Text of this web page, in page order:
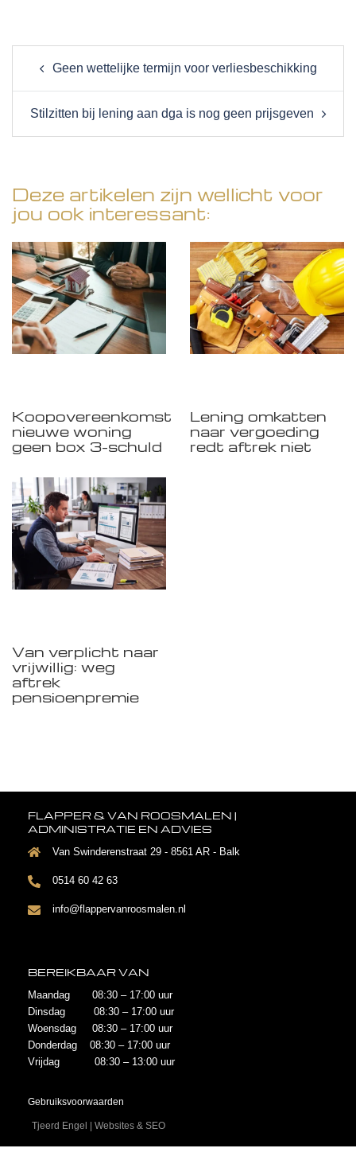
Post
navigation
Geen wettelijke termijn voor verliesbeschikking
Stilzitten bij lening aan dga is nog geen prijsgeven
Deze artikelen zijn wellicht voor
jou ook interessant:
Koopovereenkomst
nieuwe woning
geen box 3-schuld
Lening omkatten
naar vergoeding
redt aftrek niet
Van verplicht naar
vrijwillig: weg
aftrek
pensioenpremie
FLAPPER & VAN ROOSMALEN |
ADMINISTRATIE EN ADVIES
Van Swinderenstraat 29 - 8561 AR - Balk
0514 60 42 63
info@flappervanroosmalen.nl
BEREIKBAAR VAN
Maandag 08:30 – 17:00 uur
Dinsdag 08:30 – 17:00 uur
Woensdag 08:30 – 17:00 uur
Donderdag 08:30 – 17:00 uur
Vrijdag 08:30 – 13:00 uur
Gebruiksvoorwaarden
Tjeerd Engel | Websites & SEO